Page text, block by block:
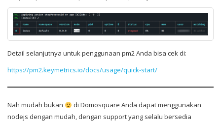
Detail selanjutnya untuk penggunaan pm2 Anda bisa cek di:
https://pm2.keymetrics.io/docs/usage/quick-start/
Nah mudah bukan
di Domosquare Anda dapat menggunakan
nodejs dengan mudah, dengan support yang selalu bersedia